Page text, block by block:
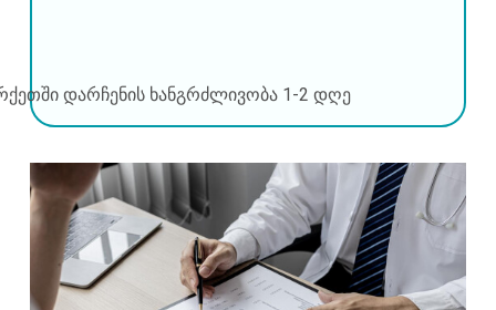
დარჩენის ხანგრძლივობა 1-2 დღე